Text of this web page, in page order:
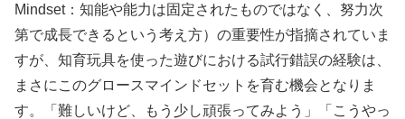
Mindset：知能や能力は固定されたものではなく、努力次
第で成長できるという考え方）の重要性が指摘されていま
すが、知育玩具を使った遊びにおける試行錯誤の経験は、
まさにこのグロースマインドセットを育む機会となりま
す。「難しいけど、もう少し頑張ってみよう」「こうやっ